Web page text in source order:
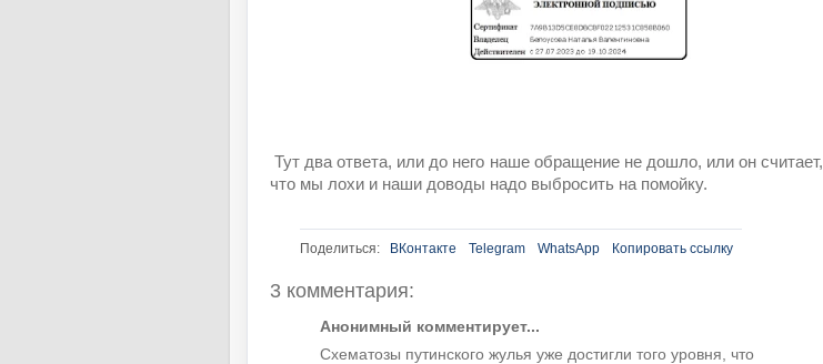
Тут два ответа, или до него наше обращение не дошло, или он считает,
что мы лохи и наши доводы надо выбросить на помойку.
Поделиться: ВКонтакте Telegram WhatsApp Копировать ссылку
3 комментария:
Анонимный комментирует...
Схематозы путинского жулья уже достигли того уровня, что